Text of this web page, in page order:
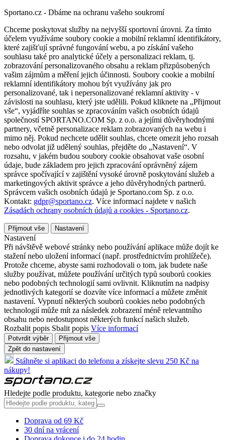
Sportano.cz - Dbáme na ochranu vašeho soukromí
Chceme poskytovat služby na nejvyšší sportovní úrovni. Za tímto
účelem využíváme soubory cookie a mobilní reklamní identifikátory,
které zajišťují správné fungování webu, a po získání vašeho
souhlasu také pro analytické účely a personalizaci reklam, tj.
zobrazování personalizovaného obsahu a reklam přizpůsobených
vašim zájmům a měření jejich účinnosti. Soubory cookie a mobilní
reklamní identifikátory mohou být využívány jak pro
personalizované, tak i nepersonalizované reklamní aktivity - v
závislosti na souhlasu, který jste udělili. Pokud kliknete na „Přijmout
vše“, vyjádříte souhlas se zpracováním vašich osobních údajů
společností SPORTANO.COM Sp. z o.o. a jejími důvěryhodnými
partnery, včetně personalizace reklam zobrazovaných na webu i
mimo něj. Pokud nechcete udělit souhlas, chcete omezit jeho rozsah
nebo odvolat již udělený souhlas, přejděte do „Nastavení“. V
rozsahu, v jakém budou soubory cookie obsahovat vaše osobní
údaje, bude základem pro jejich zpracování oprávněný zájem
správce spočívající v zajištění vysoké úrovně poskytování služeb a
marketingových aktivit správce a jeho důvěryhodných partnerů.
Správcem vašich osobních údajů je Sportano.com Sp. z o.o.
Kontakt: gdpr@sportano.cz. Více informací najdete v našich
Zásadách ochrany osobních údajů a cookies - Sportano.cz.
Přijmout vše Nastavení
Nastavení
Při návštěvě webové stránky nebo používání aplikace může dojít ke
stažení nebo uložení informací (např. prostřednictvím prohlížeče).
Protože chceme, abyste sami rozhodovali o tom, jak budete naše
služby používat, můžete používání určitých typů souborů cookies
nebo podobných technologií sami ovlivnit. Kliknutím na nadpisy
jednotlivých kategorií se dozvíte více informací a můžete změnit
nastavení. Vypnutí některých souborů cookies nebo podobných
technologií může mít za následek zobrazení méně relevantního
obsahu nebo nedostupnost některých funkcí našich služeb.
Rozbalit popis Sbalit popis Více informací
Potvrdit výběr
Přijmout vše
Zpět do nastavení
Stáhněte si aplikaci do telefonu a získejte slevu 250 Kč na
nákupy!
Hledejte podle produktu, kategorie nebo značky
Doprava od 69 Kč
30 dní na vrácení